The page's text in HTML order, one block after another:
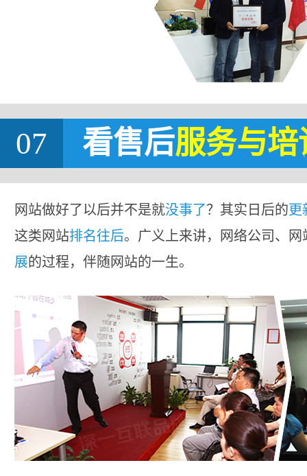
07 看售后服务与培
网站做好了以后并不是就没事了？其实日后的更
这类网站排名往后。广义上来讲，网络公司、
展的过程，伴随网站的一生。